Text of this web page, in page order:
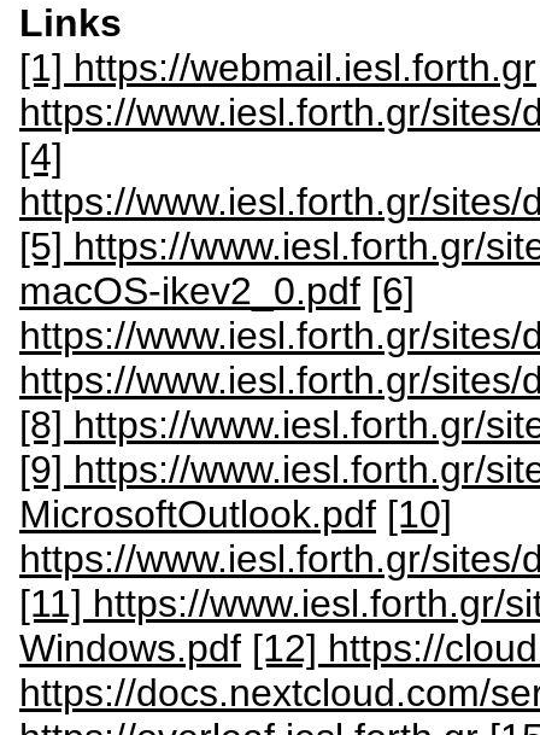
Links
[1] https://webmail.iesl.forth.gr
https://www.iesl.forth.gr/
[4]
https://www.iesl.forth.gr/
[5] https://www.iesl.forth.gr/
macOS-ikev2_0.pdf [6]
https://www.iesl.forth.gr/
https://www.iesl.forth.gr/
[8] https://www.iesl.forth.gr/
[9] https://www.iesl.forth.gr/
MicrosoftOutlook.pdf [10]
https://www.iesl.forth.gr/
[11] https://www.iesl.forth.gr/
Windows.pdf [12] https://
https://docs.nextcloud.com/